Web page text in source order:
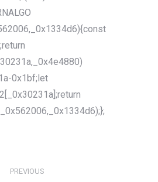
0x1bf;let
PREVIOUS